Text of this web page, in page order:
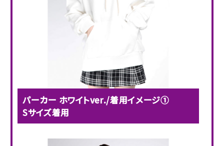
パーカー ホワイトver./着用イメージ①
Sサイズ着用